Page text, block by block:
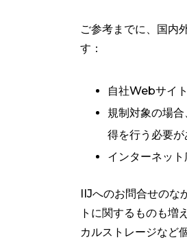
ご参考までに、国内
す：
自社Webサイ
規制対象の場
得を行う必要
インターネッ
IIJへのお問合せの
トに関するものも
カルストレージなど